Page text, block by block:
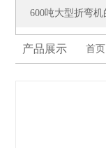
产品展示 首页